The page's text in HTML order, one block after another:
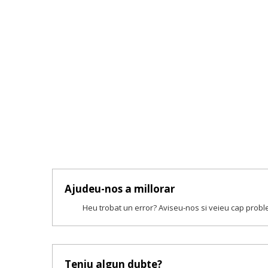
Ajudeu-nos a millorar
Heu trobat un error? Aviseu-nos si veieu cap
Teniu algun dubte?